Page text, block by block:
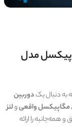
دوربین بیبی‌کم ۸ مگاپیکسل مدل
به دنبال یکدوربین
ولنز
همه‌جانبه را ارائه